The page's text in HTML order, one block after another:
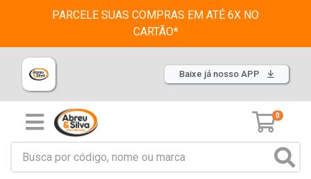
PARCELE SUAS COMPRAS EM ATÉ 6X NO
CARTÃO*
Baixe já nosso APP
0